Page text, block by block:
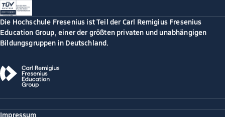
Die Hochschule Fresenius ist Teil der Carl Remigius Fresenius
Education Group, einer der größten privaten und unabhängigen
Bildungsgruppen in Deutschland.
Impressum